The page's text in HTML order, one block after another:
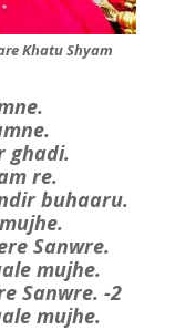
Khatu Shyam
ghadi.
re.
buhaaru.
Sanwre.
mujhe.
Sanwre. -2
mujhe.